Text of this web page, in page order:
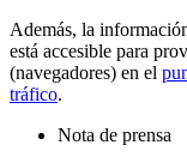
Además, la
está accesible para
(navegadores) en el
tráfico.
Nota de prensa